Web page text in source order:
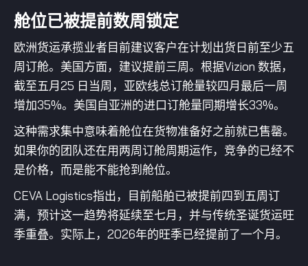
舱位已被提前数周锁定
欧洲货运承揽业者目前建议客户在计划出货日前至少五
周订舱。美国方面，建议提前三周。根据Vizion 数据，
截至五月25 日当周，亚欧线总订舱量较四月最后一周
增加35%。美国自亚洲的进口订舱量同期增长33%。
这种需求集中意味着舱位在货物准备好之前就已售罄。
如果你的团队还在用两周订舱周期运作，竞争的已经不
是价格，而是能不能抢到舱位。
CEVA Logistics指出，目前船舶已被提前四到五周订
满，预计这一趋势将延续至七月，并与传统圣诞货运旺
季重叠。实际上，2026年的旺季已经提前了一个月。